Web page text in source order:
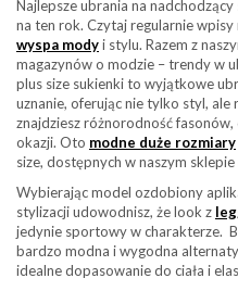
Najlepsze ubrania na
na ten rok. Czytaj regularnie
wyspa modyi stylu. Razem z
magazynów o modzie – trendy w
plus size sukienki to wyjątkowe
uznanie, oferując nie tylko styl,
znajdziesz różnorodność
okazji. Oto modne duże rozmiary
size, dostępnych w naszym
Wybierając model ozdobiony
stylizacji udowodnisz, że look z
jedynie sportowy w charakterze.
bardzo modna i wygodna
idealne dopasowanie do ciała i